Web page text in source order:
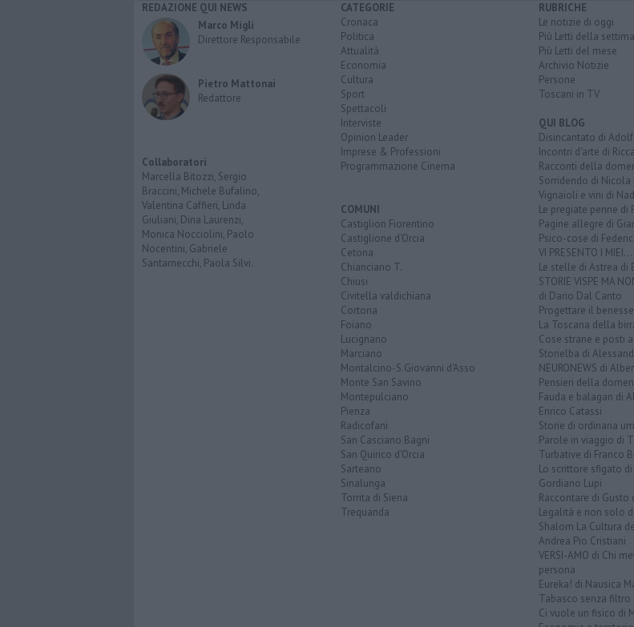
REDAZIONE QUI NEWS
Marco Migli
Direttore Responsabile
Pietro Mattonai
Redattore
Collaboratori
Marcella Bitozzi, Sergio
Braccini, Michele Bufalino,
Valentina Caffieri, Linda
Giuliani, Dina Laurenzi,
Monica Nocciolini, Paolo
Nocentini, Gabriele
Santarnecchi, Paola Silvi.
CATEGORIE
Cronaca
Politica
Attualità
Economia
Cultura
Sport
Spettacoli
Interviste
Opinion Leader
Imprese & Professioni
Programmazione Cinema
COMUNI
Castiglion Fiorentino
Castiglione d'Orcia
Cetona
Chianciano T.
Chiusi
Civitella valdichiana
Cortona
Foiano
Lucignano
Marciano
Montalcino-S.Giovanni d'Asso
Monte San Savino
Montepulciano
Pienza
Radicofani
San Casciano Bagni
San Quirico d'Orcia
Sarteano
Sinalunga
Torrita di Siena
Trequanda
RUBRICHE
Le notizie di oggi
Più Letti della
Più Letti del mese
Archivio Notizie
Persone
Toscani in TV
QUI BLOG
Disincantato di
Incontri d'arte di
Racconti della
Sorridendo di Nicola
Vignaioli e vini di
Le pregiate penne di
Pagine allegre di
Psico-cose di
VI PRESENTO I
Le stelle di Astrea di
STORIE VISPE MA
di Dario Dal Canto
Progettare il
La Toscana della
Cose strane e posti
Storielba di
NEURONEWS di
Pensieri della
Fauda e balagan di
Enrico Catassi
Storie di ordinaria
Parole in viaggio di
Turbative di Franco
Lo scrittore sfigato
Gordiano Lupi
Raccontare di Gusto
Legalità e non solo
Shalom La Cultura
Andrea Pio Cristiani
VERSI-AMO di Chi
persona
Eureka! di Nausica
Tabasco senza filtro
Ci vuole un fisico di